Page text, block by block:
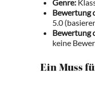
Genre:
Bewertung
5.0
Bewertung
keine
Ein Muss